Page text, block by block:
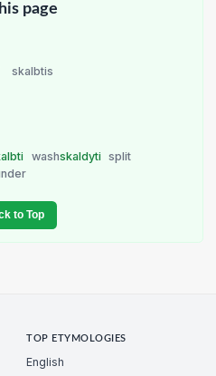
page
skalbtis
washskaldyti
split
to Top
TOP ETYMOLOGIES
English